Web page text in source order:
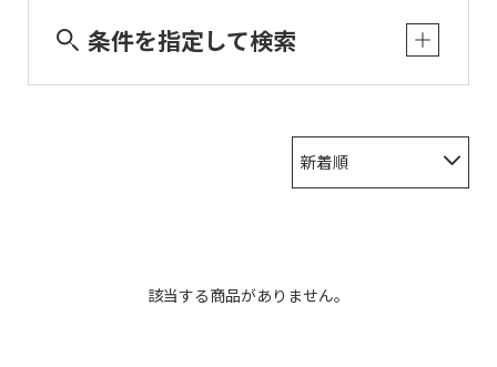
条件を指定して検索
新着順
該当する商品がありません。